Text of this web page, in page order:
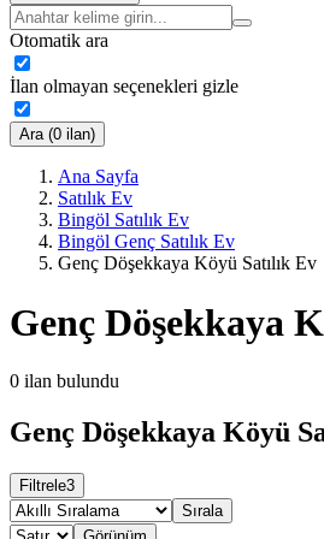
Otomatik ara
İlan olmayan seçenekleri gizle
Ara (0 ilan)
Ana Sayfa
Satılık Ev
Bingöl Satılık Ev
Bingöl Genç Satılık Ev
Genç Döşekkaya Köyü Satılık Ev
Genç Döşekkaya
0 ilan bulundu
Genç Döşekkaya Köyü
Filtrele3
Sırala